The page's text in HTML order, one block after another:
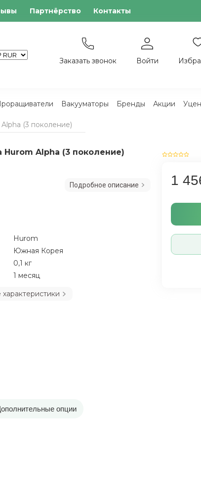
Партнёрство Контакты
Заказать звонок Войти
Вакууматоры Бренды Акции
(3 поколение)
Alpha (3 поколение)
1
Подробное описание
Hurom
Южная Корея
0,1 кг
1 месяц
характеристики
опции